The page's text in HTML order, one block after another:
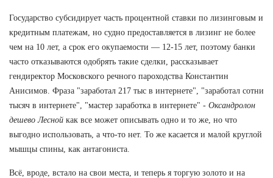
Государство субсидирует часть процентной ставки по лизинговым и
кредитным платежам, но судно предоставляется в лизинг не более
чем на 10 лет, а срок его окупаемости — 12-15 лет, поэтому банки
часто отказываются одобрять такие сделки, рассказывает
гендиректор Московского речного пароходства Константин
Анисимов. Фраза "заработал 217 тыс в интернете", "заработал сотни
тысяч в интернете", "мастер заработка в интернете" - Оксандролон
дешево Лесной как все может описывать одно и то же, но что
выгодно использовать, а что-то нет. То же касается и малой круглой
мышцы спины, как антагониста.
Всё, вроде, встало на свои места, и теперь я торгую золото и на